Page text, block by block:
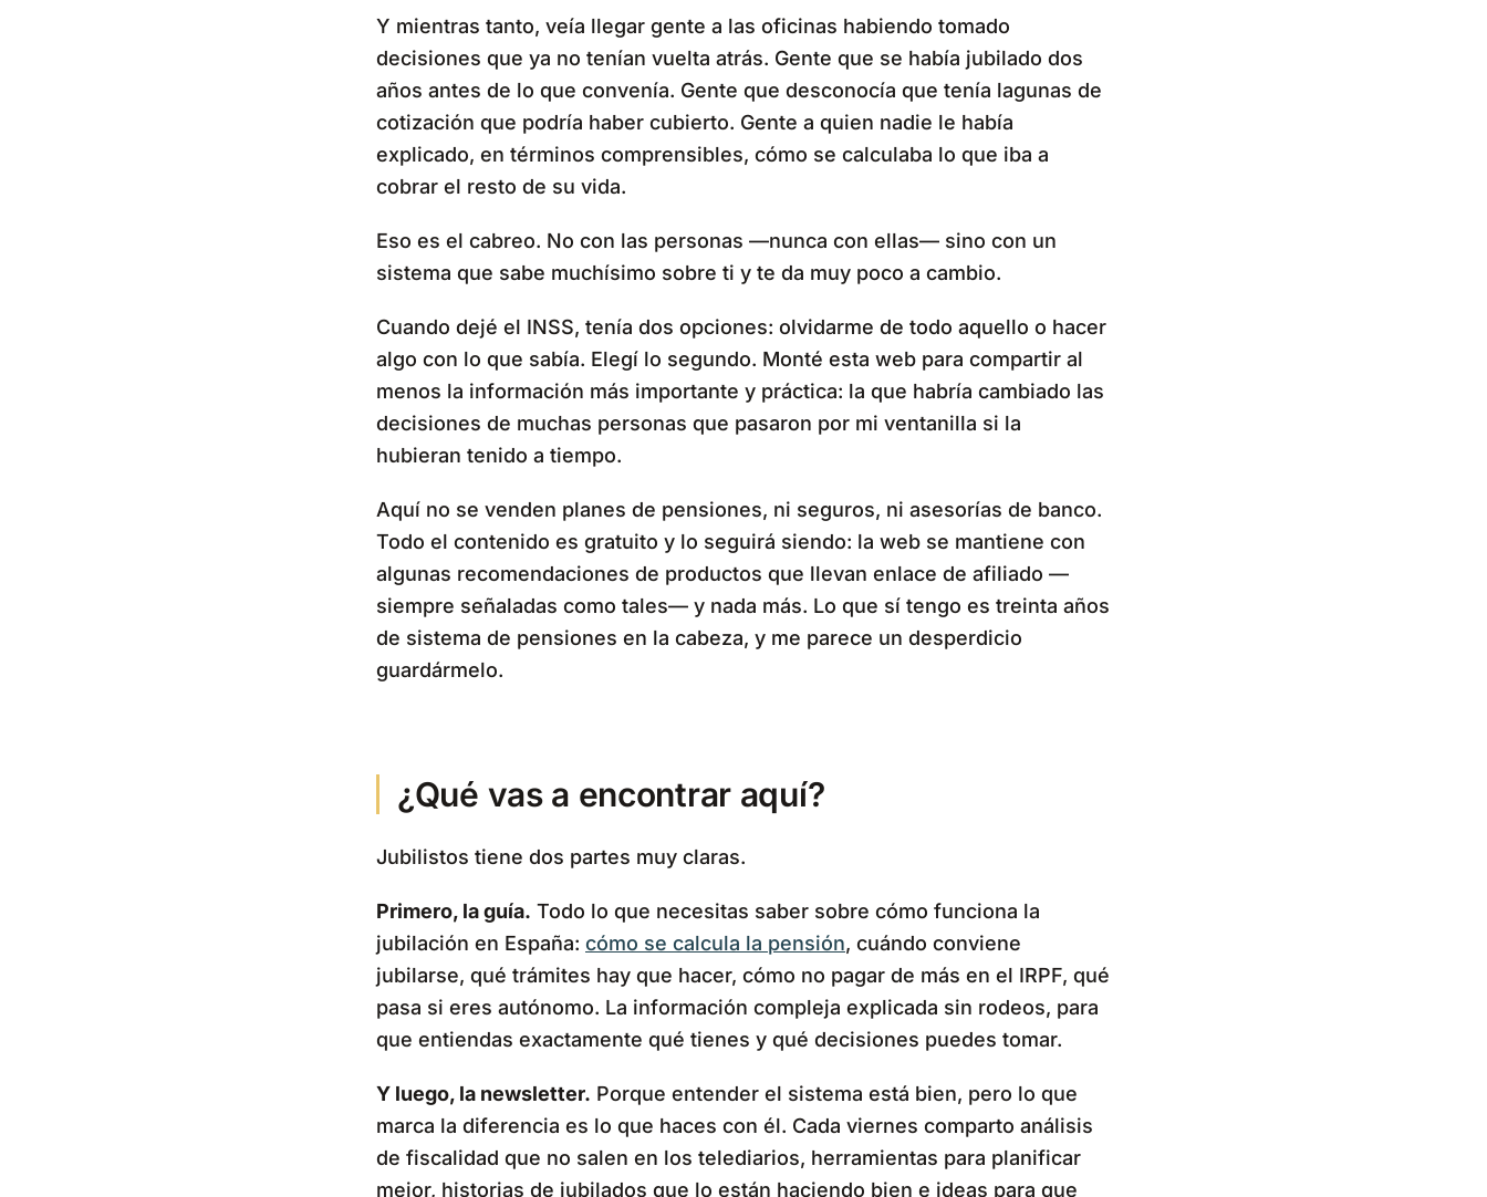
Y mientras tanto, veía llegar gente a las oficinas habiendo tomado
decisiones que ya no tenían vuelta atrás. Gente que se había jubilado dos
años antes de lo que convenía. Gente que desconocía que tenía lagunas de
cotización que podría haber cubierto. Gente a quien nadie le había
explicado, en términos comprensibles, cómo se calculaba lo que iba a
cobrar el resto de su vida.
Eso es el cabreo. No con las personas —nunca con ellas— sino con un
sistema que sabe muchísimo sobre ti y te da muy poco a cambio.
Cuando dejé el INSS, tenía dos opciones: olvidarme de todo aquello o hacer
algo con lo que sabía. Elegí lo segundo. Monté esta web para compartir al
menos la información más importante y práctica: la que habría cambiado las
decisiones de muchas personas que pasaron por mi ventanilla si la
hubieran tenido a tiempo.
Aquí no se venden planes de pensiones, ni seguros, ni asesorías de banco.
Todo el contenido es gratuito y lo seguirá siendo: la web se mantiene con
algunas recomendaciones de productos que llevan enlace de afiliado —
siempre señaladas como tales— y nada más. Lo que sí tengo es treinta años
de sistema de pensiones en la cabeza, y me parece un desperdicio
guardármelo.
¿Qué vas a encontrar aquí?
Jubilistos tiene dos partes muy claras.
Primero, la guía. Todo lo que necesitas saber sobre cómo funciona la
jubilación en España: cómo se calcula la pensión, cuándo conviene
jubilarse, qué trámites hay que hacer, cómo no pagar de más en el IRPF, qué
pasa si eres autónomo. La información compleja explicada sin rodeos, para
que entiendas exactamente qué tienes y qué decisiones puedes tomar.
Y luego, la newsletter. Porque entender el sistema está bien, pero lo que
marca la diferencia es lo que haces con él. Cada viernes comparto análisis
de fiscalidad que no salen en los telediarios, herramientas para planificar
mejor, historias de jubilados que lo están haciendo bien e ideas para que